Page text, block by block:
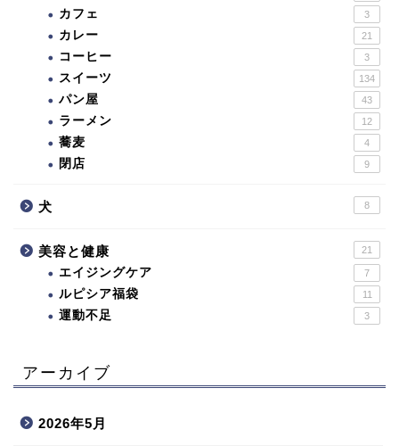
カフェ 3
カレー 21
コーヒー 3
スイーツ 134
パン屋 43
ラーメン 12
蕎麦 4
閉店 9
犬 8
美容と健康 21
エイジングケア 7
ルピシア福袋 11
運動不足 3
アーカイブ
2026年5月